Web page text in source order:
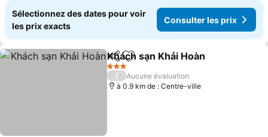
Sélectionnez des dates pour voir
les prix exacts
Consulter les prix
PartagerAjouter à mes favoris
Khách sạn Khải Hoàn
3 Étoiles
/
Aucune évaluation
à 0.9 km de : Centre-ville